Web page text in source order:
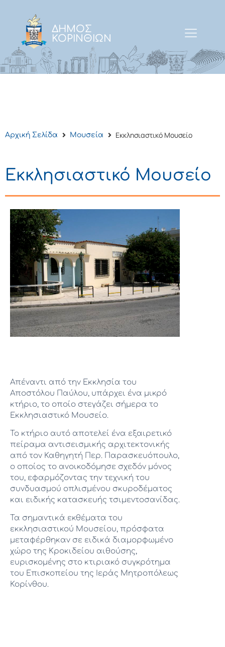
ΔΗΜΟΣ
ΚΟΡΙΝΘΙΩΝ
Αρχική Σελίδα Μουσεία Εκκλησιαστικό Μουσείο
Εκκλησιαστικό Μουσείο
Απέναντι από την Εκκλησία του
Αποστόλου Παύλου, υπάρχει ένα μικρό
κτήριο, το οποίο στεγάζει σήμερα το
Εκκλησιαστικό Μουσείο.
Το κτήριο αυτό αποτελεί ένα εξαιρετικό
πείραμα αντισεισμικής αρχιτεκτονικής
από τον Καθηγητή Περ. Παρασκευόπουλο,
ο οποίος το ανοικοδόμησε σχεδόν μόνος
του, εφαρμόζοντας την τεχνική του
συνδυασμού οπλισμένου σκυροδέματος
και ειδικής κατασκευής τσιμεντοσανίδας.
Τα σημαντικά εκθέματα του
εκκλησιαστικού Μουσείου, πρόσφατα
μεταφέρθηκαν σε ειδικά διαμορφωμένο
χώρο της Κροκιδείου αιθούσης,
ευρισκομένης στο κτιριακό συγκρότημα
του Επισκοπείου της Ιεράς Μητροπόλεως
Κορίνθου.